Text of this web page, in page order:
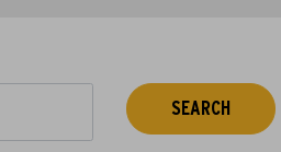
SEARCH